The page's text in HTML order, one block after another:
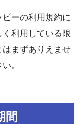
ーの利用規約に
利用している限
はまずありえませ
。
間